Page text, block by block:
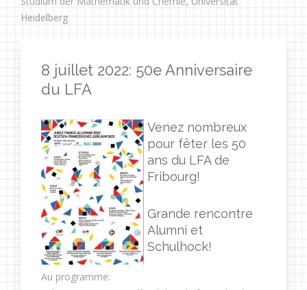
Heidelberg
8 juillet 2022: 50e Anniversaire
du LFA
Venez nombreux
pour fêter les 50
ans du LFA de
Fribourg!
Grande rencontre
Alumni et
Schulhock!
Au programme: